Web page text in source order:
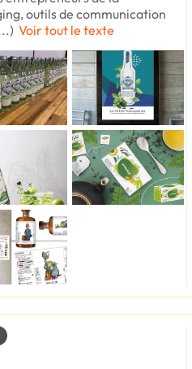
outils de communication
Voir tout le texte